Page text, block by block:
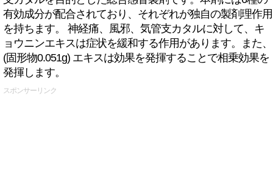
有効成分が配合されており、それぞれが独自の製剤理作用
を持ちます。 神経痛、風邪、気管支カタルに対して、キ
ョウニンエキスは症状を緩和する作用があります。また、
(固形物0.051g) エキスは効果を発揮することで相乗効果を
発揮します。
スポンサーリンク